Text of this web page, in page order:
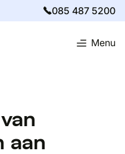
085 487 5200
Menu
aan